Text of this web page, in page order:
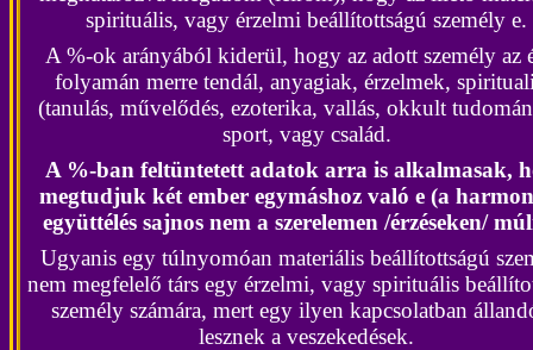
spirituális, vagy érzelmi beállítottságú személy e.
A %-ok arányából kiderül, hogy az adott személy az
folyamán merre tendál, anyagiak, érzelmek,
(tanulás, művelődés, ezoterika, vallás, okkult
sport, vagy család.
A %-ban feltüntetett adatok arra is alkalmasak,
megtudjuk két ember egymáshoz való e (a
együttélés sajnos nem a szerelemen /érzéseken/
Ugyanis egy túlnyomóan materiális beállítottságú
nem megfelelő társ egy érzelmi, vagy spirituális
személy számára, mert egy ilyen kapcsolatban
lesznek a veszekedések.